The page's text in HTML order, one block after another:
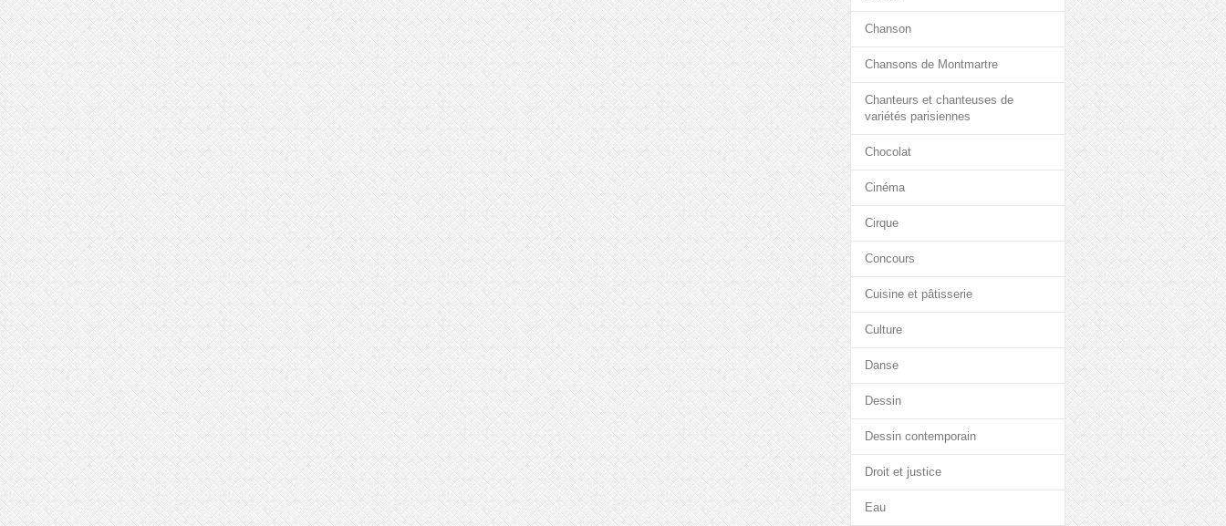
Chanson
Chansons de Montmartre
Chanteurs et chanteuses de
variétés parisiennes
Chocolat
Cinéma
Cirque
Concours
Cuisine et pâtisserie
Culture
Danse
Dessin
Dessin contemporain
Droit et justice
Eau